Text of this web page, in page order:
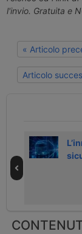
l'invio. Gratuita e
« Articolo
Articolo